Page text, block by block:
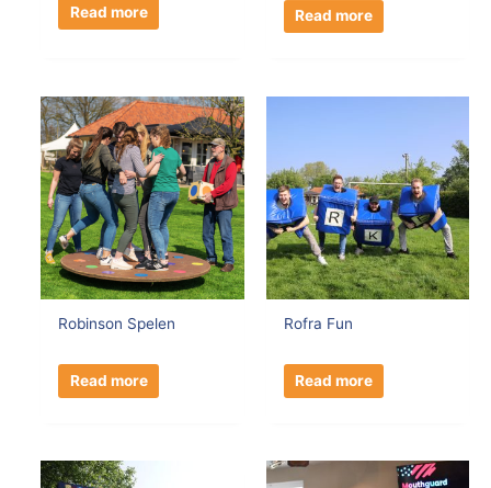
Read more Read more
Robinson Spelen
Read more
Rofra Fun
Read more